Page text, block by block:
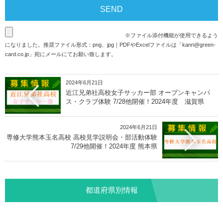
※ファイル添付機能が使用できるよう
になりました。推奨ファイル形式：png、jpg｜PDFやExcelファイルは「kanri@green-
card.co.jp 」宛にメールにてお願い致します。
2024年6月21日
近江兄弟社高校女子サッカー部 オープンキャンパ
ス・クラブ体験 7/28他開催！2024年度 滋賀県
2024年6月21日
専修大学熊本玉名高校 高校見学説明会・部活動体験
7/29他開催！2024年度 熊本県
都道府県別情報